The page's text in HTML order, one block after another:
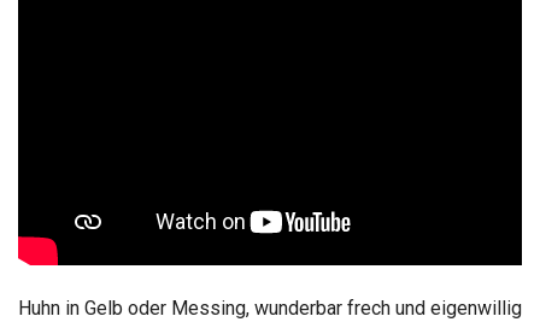
Huhn in Gelb oder Messing, wunderbar frech und eigenwillig